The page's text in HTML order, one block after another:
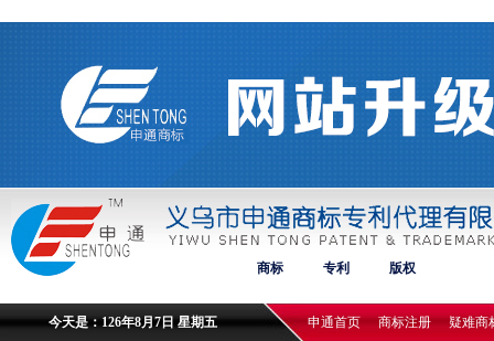
商标 专利 版权
今天是：126年8月7日 星期五 申通首页 商标注册 疑难商